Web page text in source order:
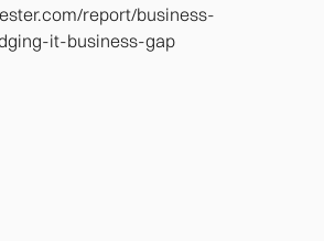
report/business-
it-business-gap